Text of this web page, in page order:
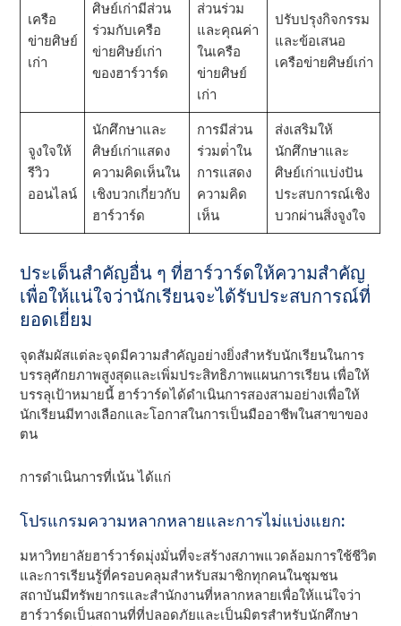
เครือ
ข่ายศิษย์
เก่า
ศิษย์เก่ามีส่วน
ร่วมกับเครือ
ข่ายศิษย์เก่า
ของฮาร์วาร์ด
ส่วนร่วม
และคุณค่า
ในเครือ
ข่ายศิษย์
เก่า
ปรับปรุงกิจกรรม
และข้อเสนอ
เครือข่ายศิษย์เก่า
จูงใจให้
รีวิว
ออนไลน์
นักศึกษาและ
ศิษย์เก่าแสดง
ความคิดเห็นใน
เชิงบวกเกี่ยวกับ
ฮาร์วาร์ด
การมีส่วน
ร่วมต่ําใน
การแสดง
ความคิด
เห็น
ส่งเสริมให้
นักศึกษาและ
ศิษย์เก่าแบ่งปัน
ประสบการณ์เชิง
บวกผ่านสิ่งจูงใจ
ประเด็นสําคัญอื่น ๆ ที่ฮาร์วาร์ดให้ความสําคัญ
เพื่อให้แน่ใจว่านักเรียนจะได้รับประสบการณ์ที่
ยอดเยี่ยม
จุดสัมผัสแต่ละจุดมีความสําคัญอย่างยิ่งสําหรับนักเรียนในการ
บรรลุศักยภาพสูงสุดและเพิ่มประสิทธิภาพแผนการเรียน เพื่อให้
บรรลุเป้าหมายนี้ ฮาร์วาร์ดได้ดําเนินการสองสามอย่างเพื่อให้
นักเรียนมีทางเลือกและโอกาสในการเป็นมืออาชีพในสาขาของ
ตน
การดําเนินการที่เน้น ได้แก่
โปรแกรมความหลากหลายและการไม่แบ่งแยก:
มหาวิทยาลัยฮาร์วาร์ดมุ่งมั่นที่จะสร้างสภาพแวดล้อมการใช้ชีวิต
และการเรียนรู้ที่ครอบคลุมสําหรับสมาชิกทุกคนในชุมชน
สถาบันมีทรัพยากรและสํานักงานที่หลากหลายเพื่อให้แน่ใจว่า
ฮาร์วาร์ดเป็นสถานที่ที่ปลอดภัยและเป็นมิตรสําหรับนักศึกษา